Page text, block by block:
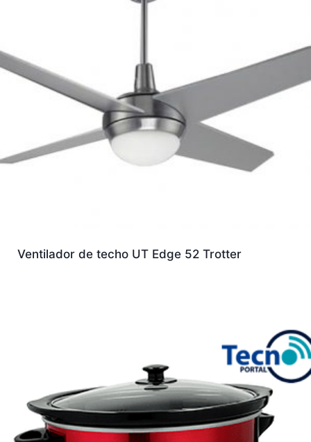
Ventilador de techo UT Edge 52 Trotter